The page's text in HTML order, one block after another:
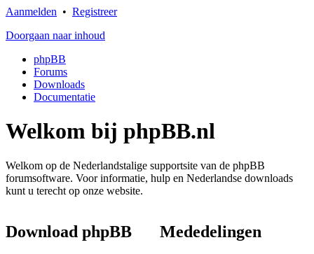
Aanmelden • Registreer
Doorgaan naar inhoud
phpBB
Forums
Downloads
Documentatie
Welkom bij phpBB.nl
Welkom op de Nederlandstalige supportsite van de phpBB
forumsoftware. Voor informatie, hulp en Nederlandse downloads
kunt u terecht op onze website.
Download phpBB Mededelingen